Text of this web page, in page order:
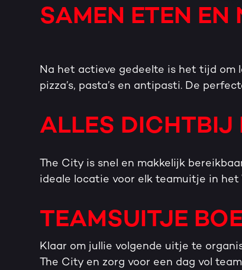
SAMEN ETEN
Na het actieve gedeelte is het tijd om
pizza’s, pasta’s en antipasti. De
ALLES DICHTBIJ
The City is snel en makkelijk
ideale locatie voor elk teamuitje in
TEAMSUITJE
Klaar om jullie volgende uitje te
The City en zorg voor een dag vol